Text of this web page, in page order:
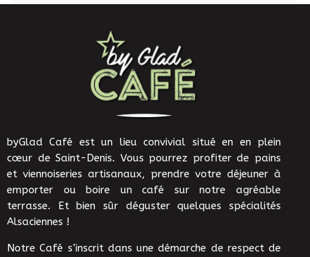
byGlad Café est un lieu convivial situé en en plein
cœur de Saint-Denis. Vous pourrez profiter de pains
et viennoiseries artisanaux, prendre votre déjeuner à
emporter ou boire un café sur notre agréable
terrasse. Et bien sûr déguster quelques spécialités
Alsaciennes !
Notre Café s’inscrit dans une démarche de respect de